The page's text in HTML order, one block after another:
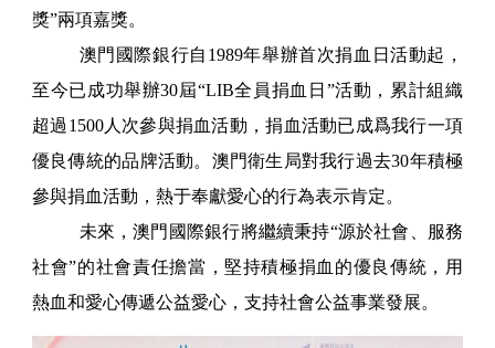
獎”兩項嘉獎。
澳門國際銀行自1989年舉辦首次捐血日活動起，
至今已成功舉辦30屆“LIB全員捐血日”活動，累計組織
超過1500人次參與捐血活動，捐血活動已成爲我行一項
優良傳統的品牌活動。澳門衛生局對我行過去30年積極
參與捐血活動，熱于奉獻愛心的行為表示肯定。
未來，澳門國際銀行將繼續秉持“源於社會、服務
社會”的社會責任擔當，堅持積極捐血的優良傳統，用
熱血和愛心傳遞公益愛心，支持社會公益事業發展。